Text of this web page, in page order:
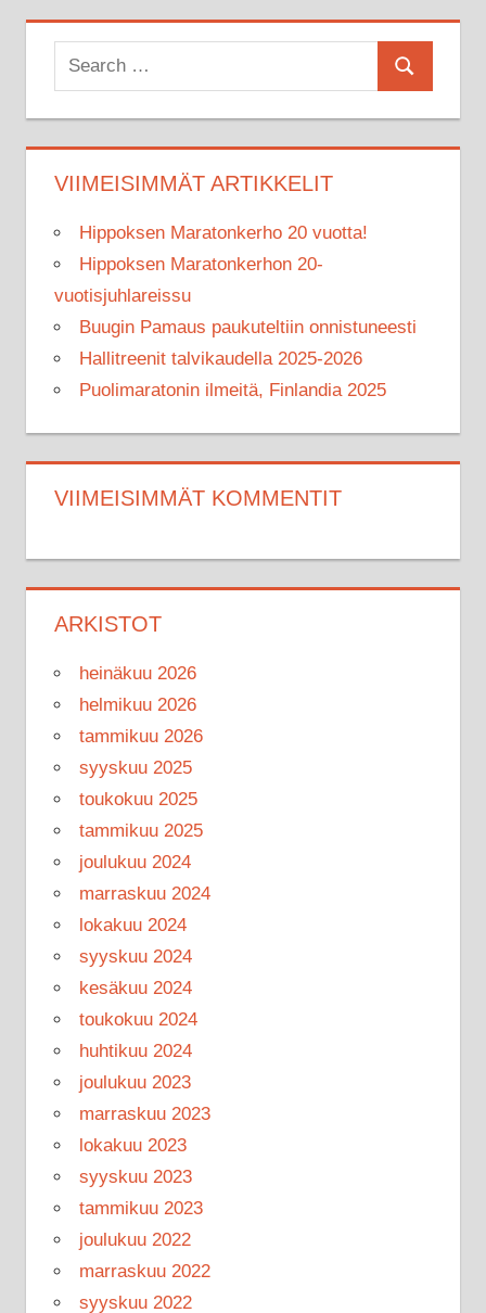
Search
for:
Search
VIIMEISIMMÄT ARTIKKELIT
Hippoksen Maratonkerho 20 vuotta!
Hippoksen Maratonkerhon 20-
vuotisjuhlareissu
Buugin Pamaus paukuteltiin onnistuneesti
Hallitreenit talvikaudella 2025-2026
Puolimaratonin ilmeitä, Finlandia 2025
VIIMEISIMMÄT KOMMENTIT
ARKISTOT
heinäkuu 2026
helmikuu 2026
tammikuu 2026
syyskuu 2025
toukokuu 2025
tammikuu 2025
joulukuu 2024
marraskuu 2024
lokakuu 2024
syyskuu 2024
kesäkuu 2024
toukokuu 2024
huhtikuu 2024
joulukuu 2023
marraskuu 2023
lokakuu 2023
syyskuu 2023
tammikuu 2023
joulukuu 2022
marraskuu 2022
syyskuu 2022